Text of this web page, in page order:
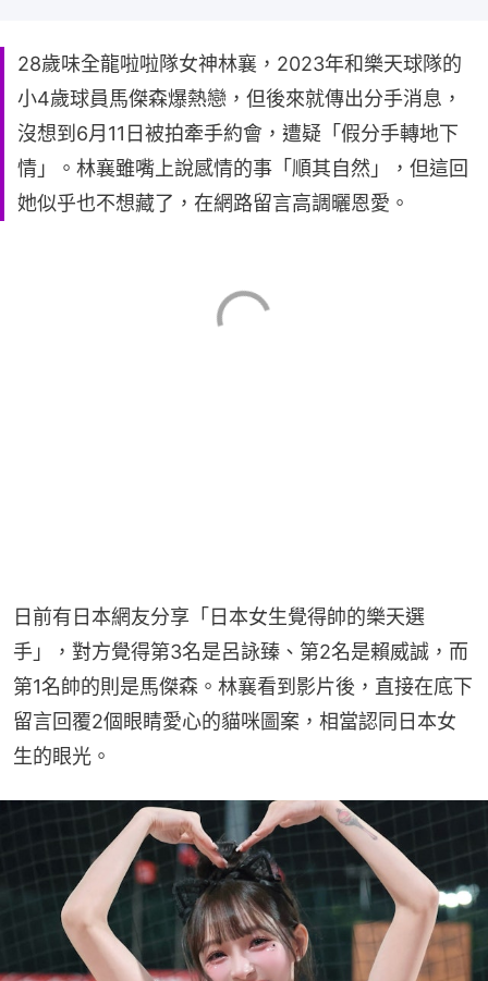
28歲味全龍啦啦隊女神林襄，2023年和樂天球隊的
小4歲球員馬傑森爆熱戀，但後來就傳出分手消息，
沒想到6月11日被拍牽手約會，遭疑「假分手轉地下
情」。林襄雖嘴上說感情的事「順其自然」，但這回
她似乎也不想藏了，在網路留言高調曬恩愛。
日前有日本網友分享「日本女生覺得帥的樂天選
手」，對方覺得第3名是呂詠臻、第2名是賴威誠，而
第1名帥的則是馬傑森。林襄看到影片後，直接在底下
留言回覆2個眼睛愛心的貓咪圖案，相當認同日本女
生的眼光。